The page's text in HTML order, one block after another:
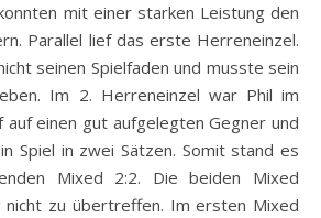
mit einer starken Leistung den
Parallel lief das erste Herreneinzel.
seinen Spielfaden und musste sein
Im 2. Herreneinzel war Phil im
auf einen gut aufgelegten Gegner und
Spiel in zwei Sätzen. Somit stand es
Mixed 2:2. Die beiden Mixed
nicht zu übertreffen. Im ersten Mixed